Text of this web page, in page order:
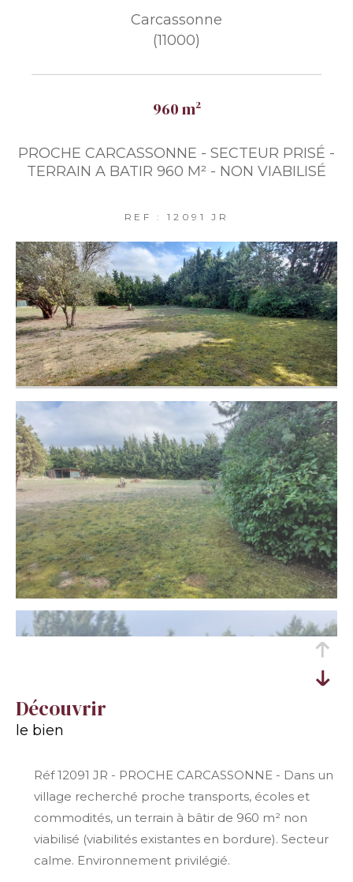
Carcassonne
(11000)
960 m²
PROCHE CARCASSONNE - SECTEUR PRISÉ -
TERRAIN A BATIR 960 M² - NON VIABILISÉ
REF : 12091 JR
découvrir
le bien
Réf 12091 JR - PROCHE CARCASSONNE - Dans un
village recherché proche transports, écoles et
commodités, un terrain à bâtir de 960 m² non
viabilisé (viabilités existantes en bordure). Secteur
calme. Environnement privilégié.